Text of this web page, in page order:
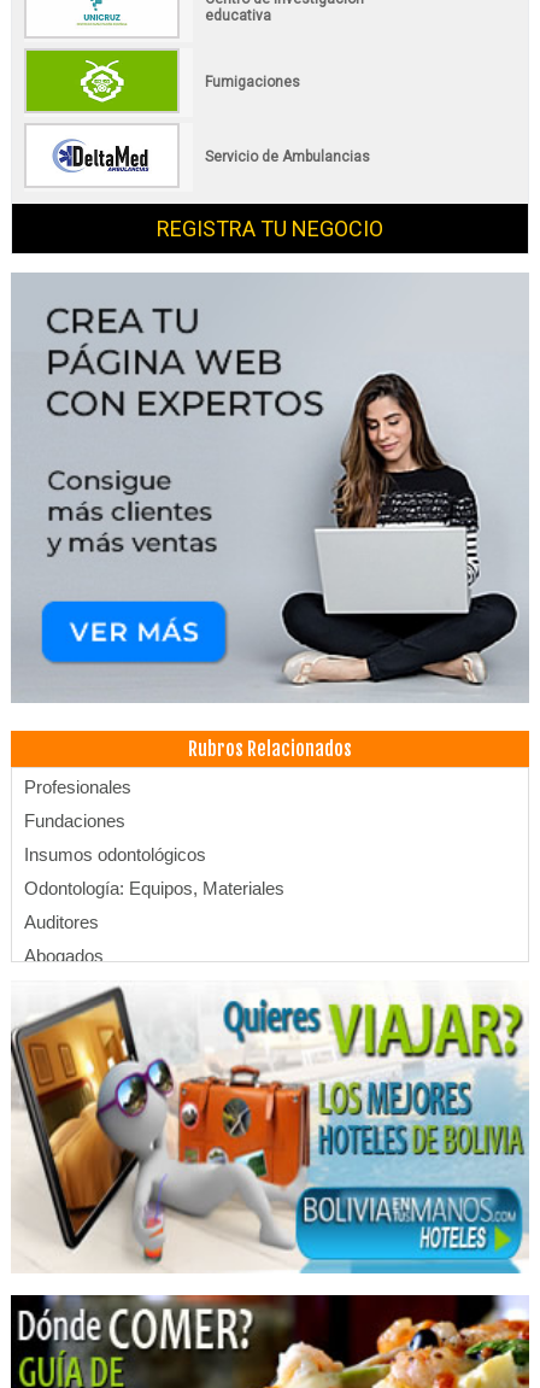
educativa
Fumigaciones
Servicio de Ambulancias
REGISTRA TU NEGOCIO
Rubros Relacionados
Profesionales
Fundaciones
Insumos odontológicos
Odontología: Equipos, Materiales
Auditores
Abogados
Avalúos y Peritajes
Consultoras, Empresas
Contadores
Estudios juridicos
Servicios Contables y Consultoría
Consultores Contables
Laboratorios Clínicos